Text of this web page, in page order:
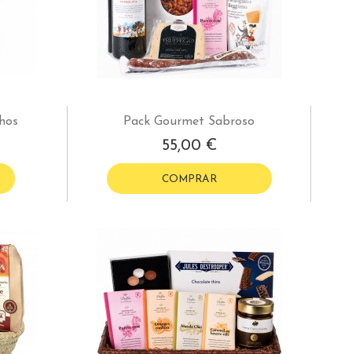
Pack Gourmet Sabroso
55,00 €
COMPRAR